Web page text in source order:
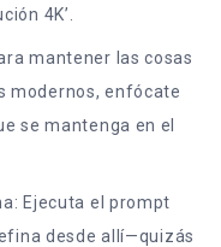
4K’.
mantener las cosas
modernos, enfócate
se mantenga en el
Ejecuta el prompt
desde allí—quizás